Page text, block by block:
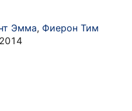
Эмма, Фиерон Тим
2014